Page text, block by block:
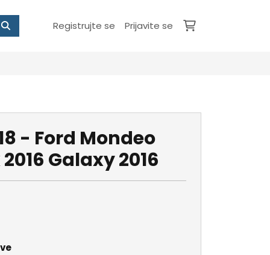
Registrujte se Prijavite se
- Ford Mondeo
Galaxy 2016